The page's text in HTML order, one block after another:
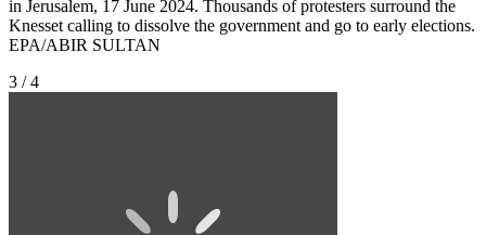
in Jerusalem, 17 June 2024. Thousands of protesters surround the
Knesset calling to dissolve the government and go to early elections.
EPA/ABIR SULTAN
3 / 4